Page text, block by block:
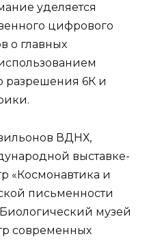
уделяется
цифрового
о главных
разрешения 6К и
ВДНХ,
выставке-
«Космонавтика и
письменности
Биологический музей
современных